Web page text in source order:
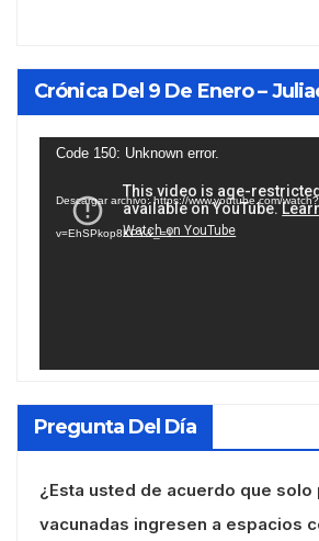
Crónica Del 9 De Enero –
Reproductor
vídeo
Code 150: Unknown error.
Descargar archivo: https://www.youtube.com/watch?
v=EhSPkop8KPY&_=1
Pregunta Del Día
¿Esta usted de acuerdo que solo
vacunadas ingresen a espacios